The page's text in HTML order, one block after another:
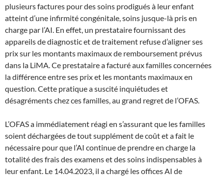
plusieurs factures pour des soins prodigués à leur enfant
atteint d’une infirmité congénitale, soins jusque-là pris en
charge par l’AI. En effet, un prestataire fournissant des
appareils de diagnostic et de traitement refuse d’aligner ses
prix sur les montants maximaux de remboursement prévus
dans la LiMA. Ce prestataire a facturé aux familles concernées
la différence entre ses prix et les montants maximaux en
question. Cette pratique a suscité inquiétudes et
désagréments chez ces familles, au grand regret de l’OFAS.
L’OFAS a immédiatement réagi en s’assurant que les familles
soient déchargées de tout supplément de coût et a fait le
nécessaire pour que l’AI continue de prendre en charge la
totalité des frais des examens et des soins indispensables à
leur enfant. Le 14.04.2023, il a chargé les offices AI de